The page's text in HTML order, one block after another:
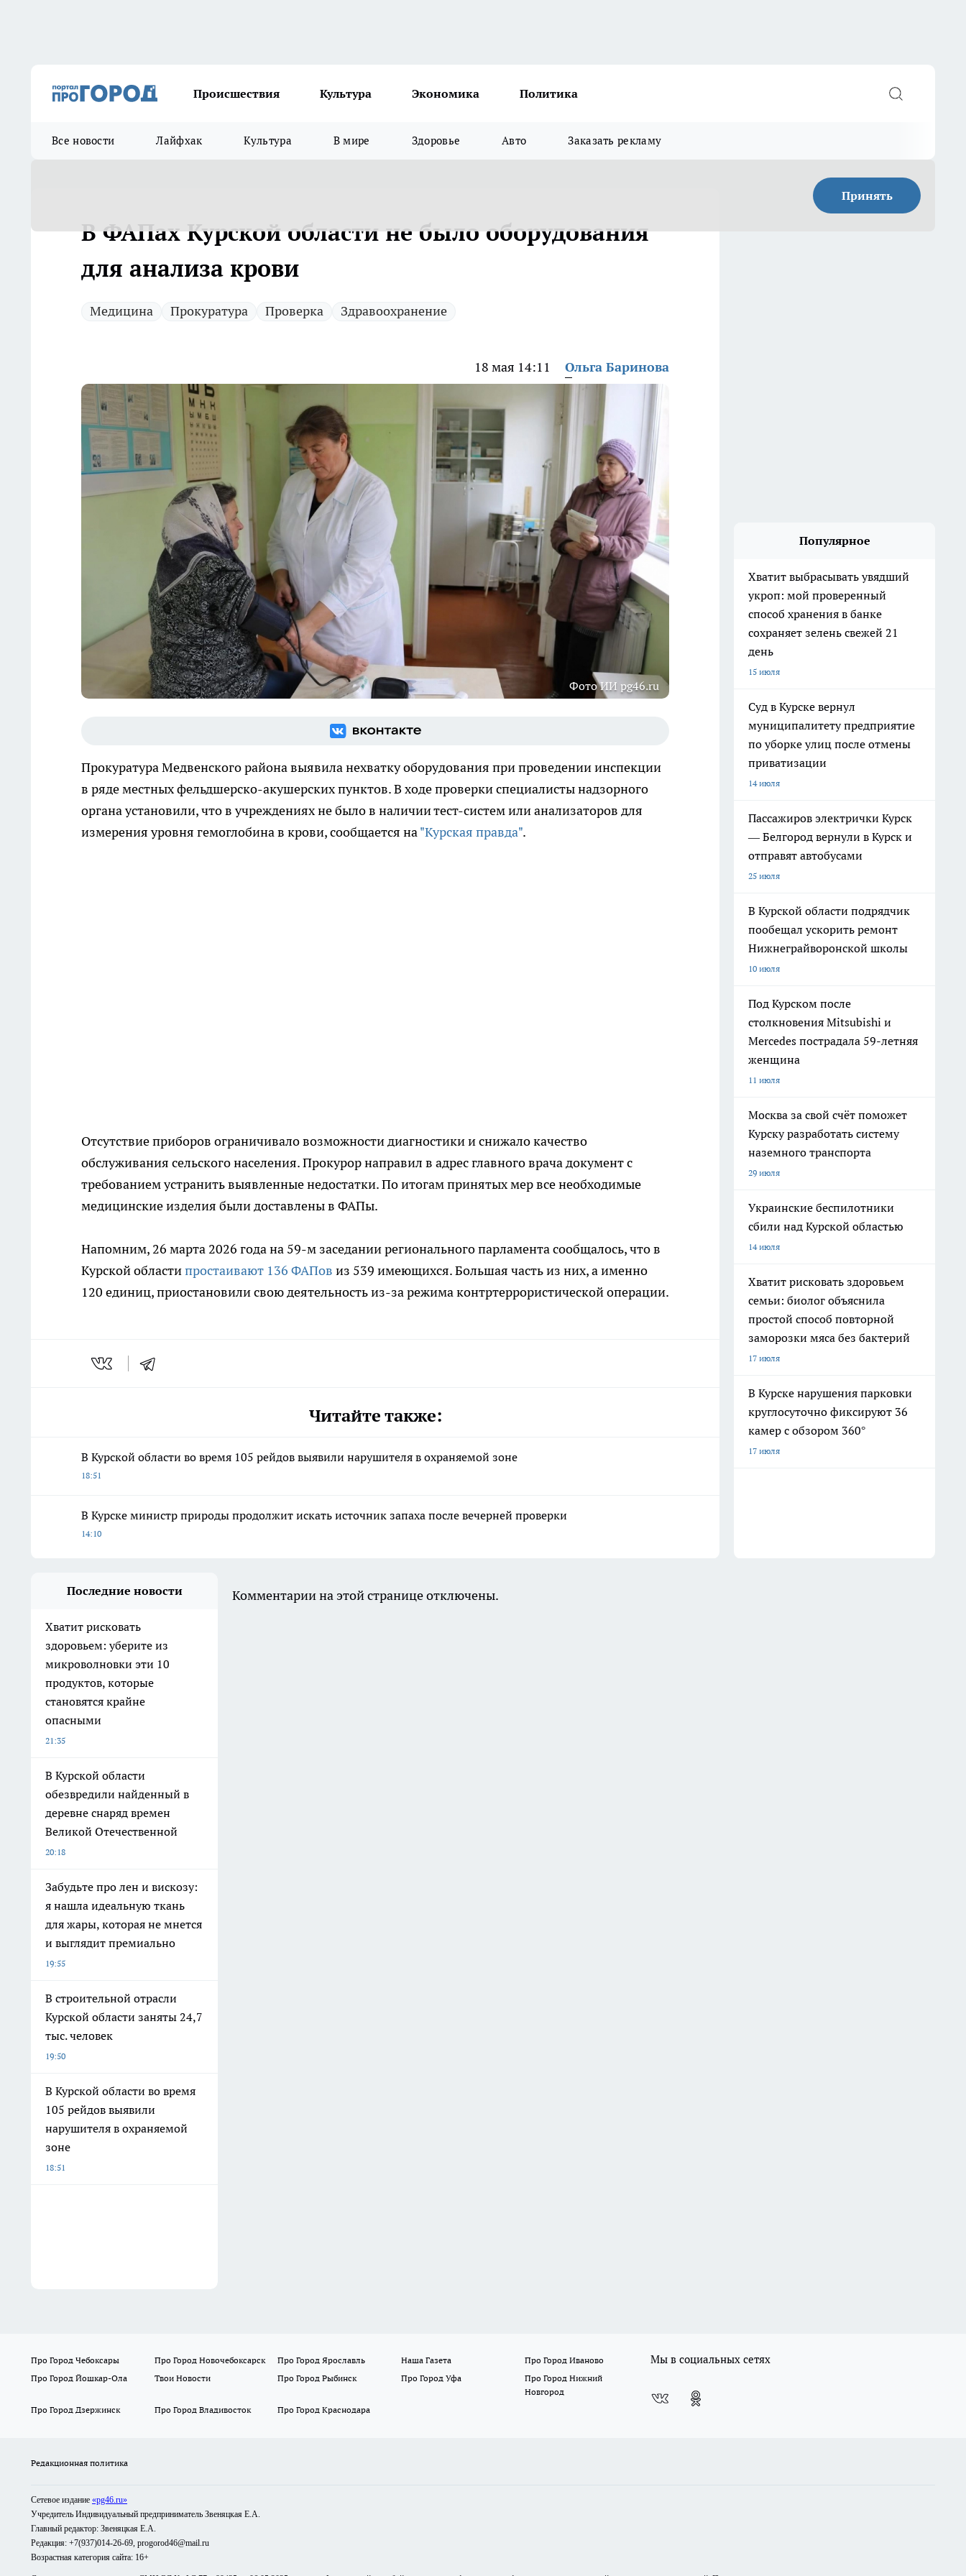
Происшествия Культура Экономика Политика
Все новости Лайфхак Культура В мире Здоровье Авто Заказать рекламу
Принять
В ФАПах Курской области не было оборудования
для анализа крови
Медицина Прокуратура Проверка Здравоохранение
18 мая 14:11 Ольга Баринова
Фото ИИ pg46.ru
Прокуратура Медвенского района выявила нехватку оборудования при проведении инспекции
в ряде местных фельдшерско-акушерских пунктов. В ходе проверки специалисты надзорного
органа установили, что в учреждениях не было в наличии тест-систем или анализаторов для
измерения уровня гемоглобина в крови, сообщается на"Курская правда".
Отсутствие приборов ограничивало возможности диагностики и снижало качество
обслуживания сельского населения. Прокурор направил в адрес главного врача документ с
требованием устранить выявленные недостатки. По итогам принятых мер все необходимые
медицинские изделия были доставлены в ФАПы.
Напомним, 26 марта 2026 года на 59-м заседании регионального парламента сообщалось, что в
Курской областипростаивают 136 ФАПов из 539 имеющихся. Большая часть из них, а именно
120 единиц, приостановили свою деятельность из-за режима контртеррористической операции.
Читайте также:
В Курской области во время 105 рейдов выявили нарушителя в охраняемой зоне
18:51
В Курске министр природы продолжит искать источник запаха после вечерней проверки
14:10
Популярное
Хватит выбрасывать увядший
укроп: мой проверенный
способ хранения в банке
сохраняет зелень свежей 21
день
15 июля
Суд в Курске вернул
муниципалитету предприятие
по уборке улиц после отмены
приватизации
14 июля
Пассажиров электрички Курск
— Белгород вернули в Курск и
отправят автобусами
25 июля
В Курской области подрядчик
пообещал ускорить ремонт
Нижнеграйворонской школы
10 июля
Под Курском после
столкновения Mitsubishi и
Mercedes пострадала 59-летняя
женщина
11 июля
Москва за свой счёт поможет
Курску разработать систему
наземного транспорта
29 июля
Украинские беспилотники
сбили над Курской областью
14 июля
Хватит рисковать здоровьем
семьи: биолог объяснила
простой способ повторной
заморозки мяса без бактерий
17 июля
В Курске нарушения парковки
круглосуточно фиксируют 36
камер с обзором 360°
17 июля
Последние новости
Хватит рисковать
здоровьем: уберите из
микроволновки эти 10
продуктов, которые
становятся крайне
опасными
21:35
В Курской области
обезвредили найденный в
деревне снаряд времен
Великой Отечественной
20:18
Забудьте про лен и вискозу:
я нашла идеальную ткань
для жары, которая не мнется
и выглядит премиально
19:55
В строительной отрасли
Курской области заняты 24,7
тыс. человек
19:50
В Курской области во время
105 рейдов выявили
нарушителя в охраняемой
зоне
18:51
Комментарии на этой странице отключены.
Про Город Чебоксары Про Город Новочебоксарск Про Город Ярославль Наша Газета
Про Город Иваново
Про Город Йошкар-Ола
Твои Новости Про Город Рыбинск Про Город Уфа
Про Город Нижний
Новгород
Про Город Дзержинск
Про Город Владивосток Про Город Краснодара
Мы в социальных сетях
Редакционная политика
Сетевое издание «pg46.ru»
Учредитель Индивидуальный предприниматель Звеняцкая Е.А.
Главный редактор: Звеняцкая Е.А.
Редакция: +7(937)014-26-69, progorod46@mail.ru
Возрастная категория сайта: 16+